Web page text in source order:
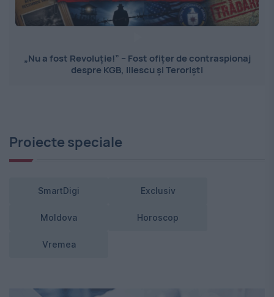
„Nu a fost Revoluție!” – Fost ofițer de contraspionaj
despre KGB, Iliescu și Teroriști
Proiecte speciale
SmartDigi Exclusiv
Moldova Horoscop
Vremea